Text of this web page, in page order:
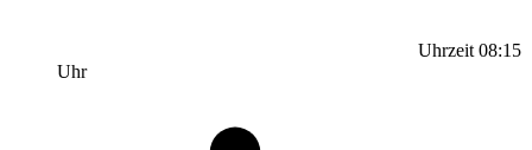
Uhrzeit 08:15
Uhr